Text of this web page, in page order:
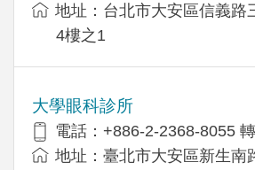
地址：台北市大安區信義路
4樓之1
大學眼科診所
電話：+886-2-2368-8055
地址：臺北市大安區新生南